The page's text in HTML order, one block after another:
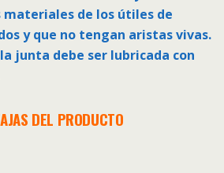
de los útiles de
y que no tengan aristas vivas.
junta debe ser lubricada con
DEL PRODUCTO